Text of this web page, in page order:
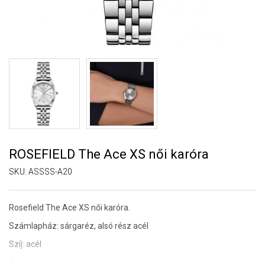
ROSEFIELD The Ace XS női karóra
SKU: ASSSS-A20
Rosefield The Ace XS női karóra.
Számlapház: sárgaréz, alsó rész acél
Szíj: acél